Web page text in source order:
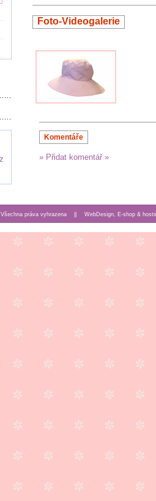
Foto-Videogalerie
Komentáře
» Přidat komentář »
Všechna práva vyhrazena || WebDesign, E-shop &